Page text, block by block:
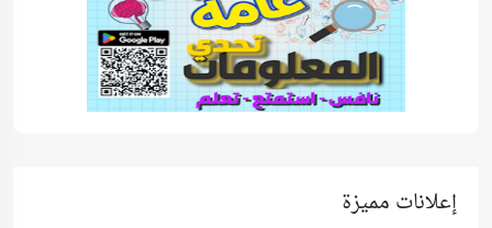
إعلانات مميزة